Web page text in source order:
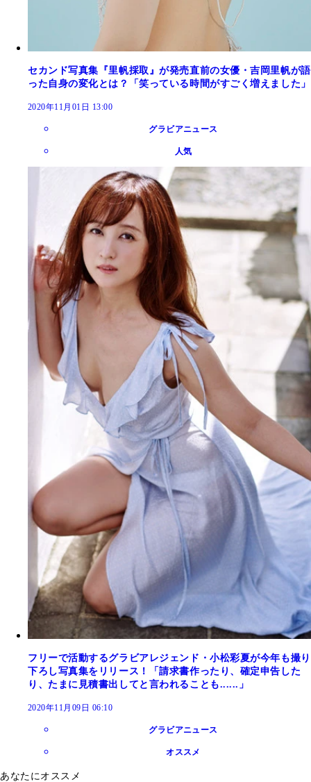
セカンド写真集『里帆採取』が発売直前の女優・吉岡里帆が語
った自身の変化とは？「笑っている時間がすごく増えました」
2020年11月01日 13:00
グラビアニュース
人気
フリーで活動するグラビアレジェンド・小松彩夏が今年も撮り
下ろし写真集をリリース！「請求書作ったり、確定申告した
り、たまに見積書出してと言われることも......」
2020年11月09日 06:10
グラビアニュース
オススメ
あなたにオススメ